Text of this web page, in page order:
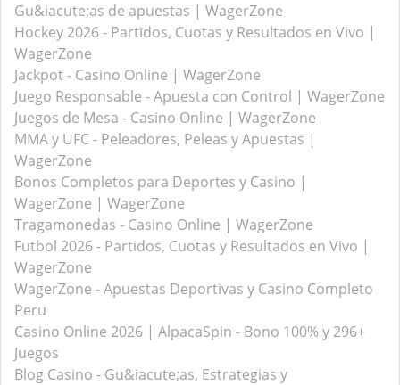
Gu&iacute;as de apuestas | WagerZone
Hockey 2026 - Partidos, Cuotas y Resultados en Vivo |
WagerZone
Jackpot - Casino Online | WagerZone
Juego Responsable - Apuesta con Control | WagerZone
Juegos de Mesa - Casino Online | WagerZone
MMA y UFC - Peleadores, Peleas y Apuestas |
WagerZone
Bonos Completos para Deportes y Casino |
WagerZone | WagerZone
Tragamonedas - Casino Online | WagerZone
Futbol 2026 - Partidos, Cuotas y Resultados en Vivo |
WagerZone
WagerZone - Apuestas Deportivas y Casino Completo
Peru
Casino Online 2026 | AlpacaSpin - Bono 100% y 296+
Juegos
Blog Casino - Gu&iacute;as, Estrategias y